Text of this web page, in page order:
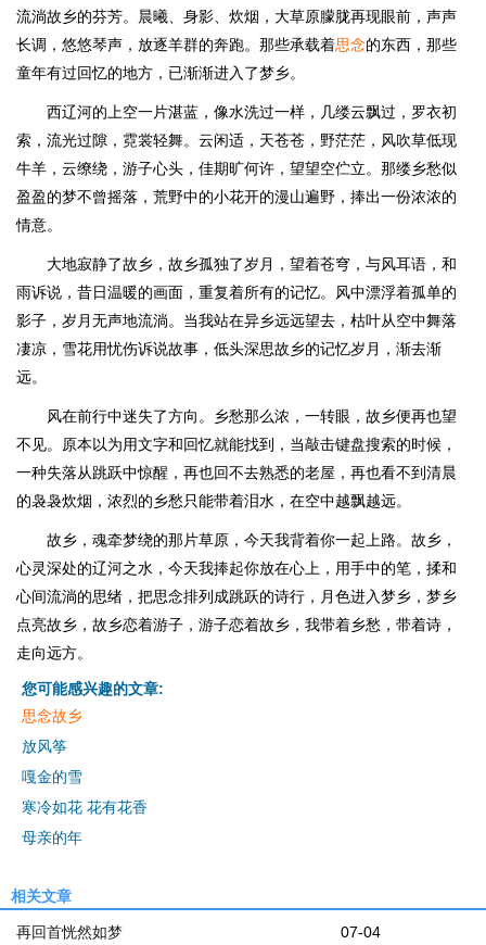
流淌故乡的芬芳。晨曦、身影、炊烟，大草原朦胧再现眼前，声声
长调，悠悠琴声，放逐羊群的奔跑。那些承载着思念的东西，那些
童年有过回忆的地方，已渐渐进入了梦乡。
西辽河的上空一片湛蓝，像水洗过一样，几缕云飘过，罗衣初
索，流光过隙，霓裳轻舞。云闲适，天苍苍，野茫茫，风吹草低现
牛羊，云缭绕，游子心头，佳期旷何许，望望空伫立。那缕乡愁似
盈盈的梦不曾摇落，荒野中的小花开的漫山遍野，捧出一份浓浓的
情意。
大地寂静了故乡，故乡孤独了岁月，望着苍穹，与风耳语，和
雨诉说，昔日温暖的画面，重复着所有的记忆。风中漂浮着孤单的
影子，岁月无声地流淌。当我站在异乡远远望去，枯叶从空中舞落
凄凉，雪花用忧伤诉说故事，低头深思故乡的记忆岁月，渐去渐
远。
风在前行中迷失了方向。乡愁那么浓，一转眼，故乡便再也望
不见。原本以为用文字和回忆就能找到，当敲击键盘搜索的时候，
一种失落从跳跃中惊醒，再也回不去熟悉的老屋，再也看不到清晨
的袅袅炊烟，浓烈的乡愁只能带着泪水，在空中越飘越远。
故乡，魂牵梦绕的那片草原，今天我背着你一起上路。故乡，
心灵深处的辽河之水，今天我捧起你放在心上，用手中的笔，揉和
心间流淌的思绪，把思念排列成跳跃的诗行，月色进入梦乡，梦乡
点亮故乡，故乡恋着游子，游子恋着故乡，我带着乡愁，带着诗，
走向远方。
您可能感兴趣的文章:
思念故乡
放风筝
嘎金的雪
寒冷如花 花有花香
母亲的年
相关文章
07-04
再回首恍然如梦